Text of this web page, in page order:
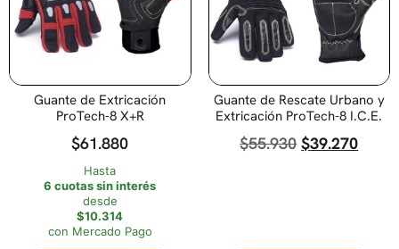
Guante de Extricación
ProTech-8 X+R
$61.880
Hasta
6 cuotas sin interés
desde
$10.314
con Mercado Pago
Guante de Rescate Urbano y
Extricación ProTech-8 I.C.E.
$55.930 $39.270